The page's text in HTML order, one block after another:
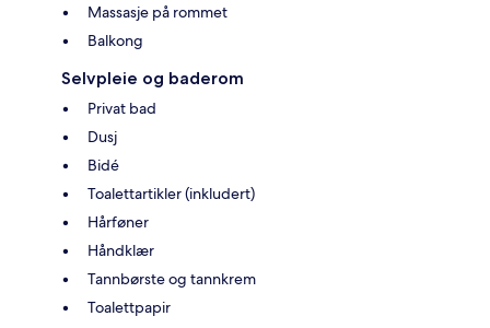
Massasje på rommet
Balkong
Selvpleie og baderom
Privat bad
Dusj
Bidé
Toalettartikler (inkludert)
Hårføner
Håndklær
Tannbørste og tannkrem
Toalettpapir